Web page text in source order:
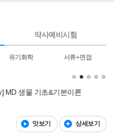
약사예비시험
유기화학 서류+면접
MD 생물 기초&기본이론
맛보기 상세보기